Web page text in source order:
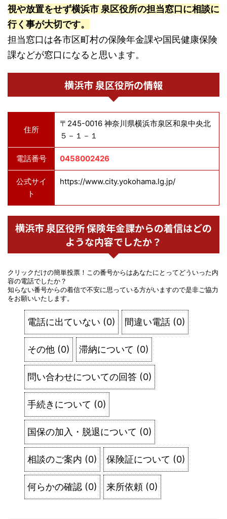
視や放置をせず横浜市 泉区役所の担当窓口に相談に
行く事が大切です。
担当窓口は各市区町村の保険年金課や国民健康保険
課などが窓口になると思います。
横浜市 泉区役所の情報
住所
〒245-0016 神奈川県横浜市泉区和泉中央北
５－１－１
電話番号 0458002426
公式サイ
ト
https://www.city.yokohama.lg.jp/
横浜市 泉区役所 保険年金課からの着信はどの
ような内容でしたか？
クリックだけの簡単投票！この番号からはあなたにとってどういった内
容の電話でしたか？
知らない番号からの着信で不安に思っている方がいますので是非ご協力
をお願いいたします。
電話に出ていない (0) 間違い電話 (0)
その他 (0) 滞納について (0)
問い合わせについての回答 (0)
手続きについて (0)
国保の加入・脱退について (0)
相談のご案内 (0) 保険証について (0)
何らかの確認 (0) 来所依頼 (0)